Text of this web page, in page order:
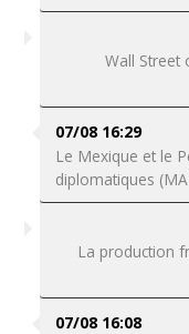
Wall Street
07/08 16:29
Le Mexique et le
diplomatiques
La production
07/08 16:08